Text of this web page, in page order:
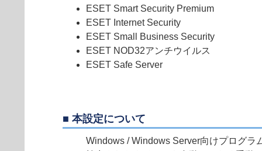
ESET Smart Security Premium
ESET Internet Security
ESET Small Business Security
ESET NOD32アンチウイルス
ESET Safe Server
■ 本設定について
Windows / Windows Server向けプログラ